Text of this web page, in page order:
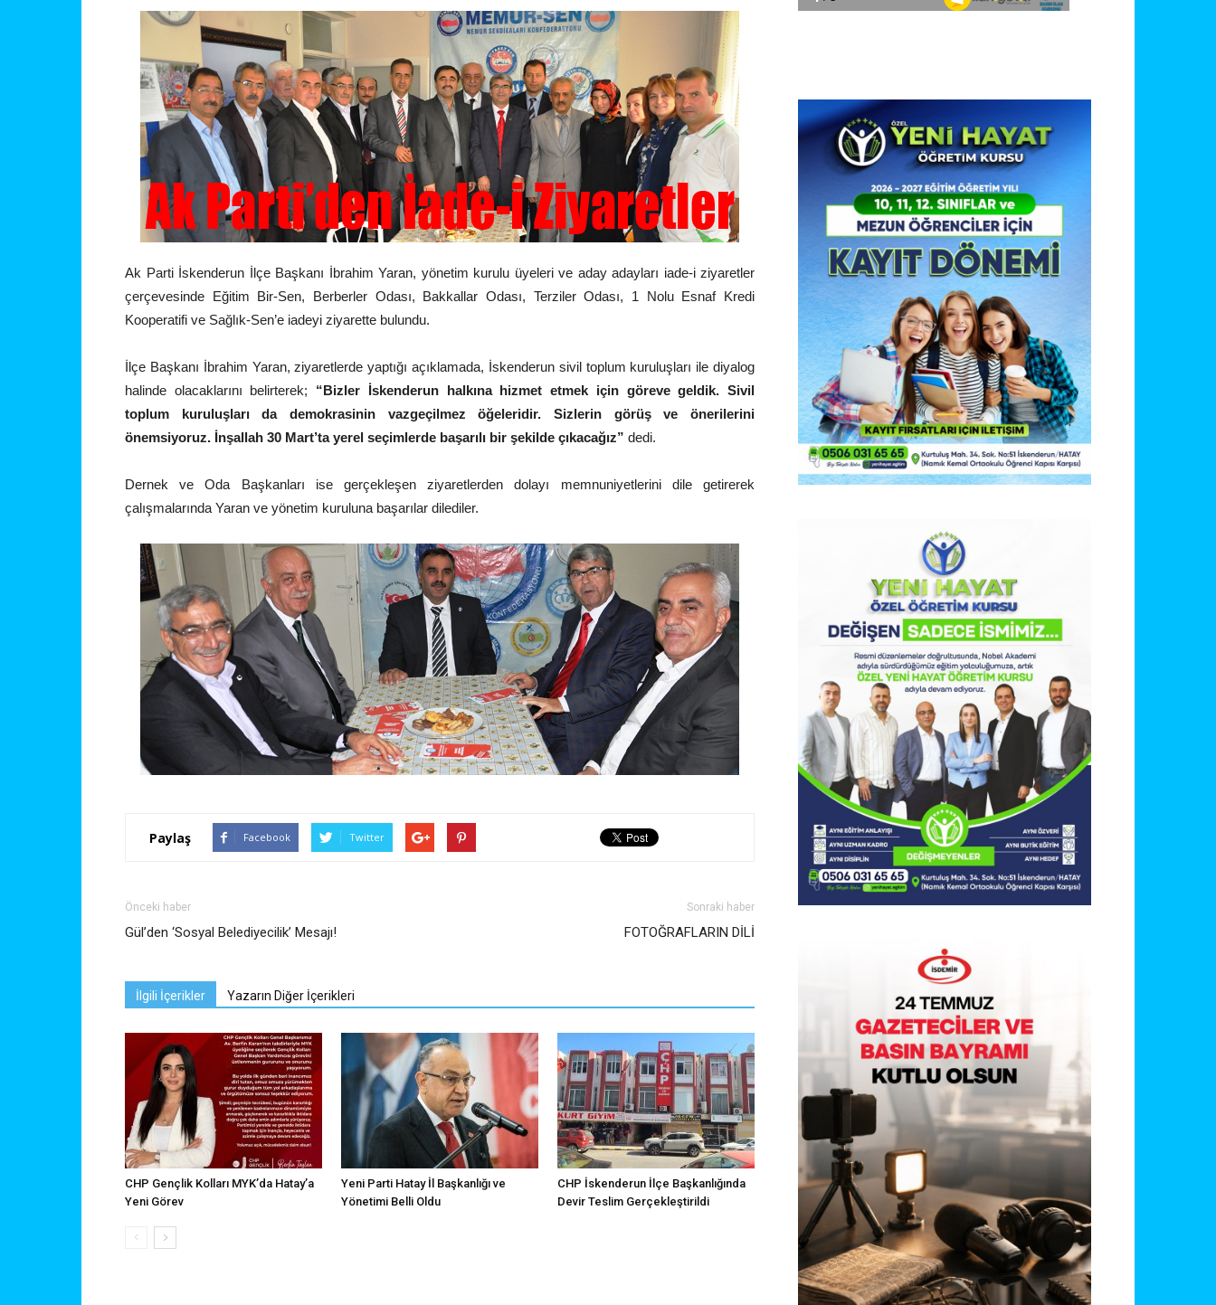
Ak Parti İskenderun İlçe Başkanı İbrahim Yaran, yönetim kurulu üyeleri ve aday adayları iade-i ziyaretler
çerçevesinde Eğitim Bir-Sen, Berberler Odası, Bakkallar Odası, Terziler Odası, 1 Nolu Esnaf Kredi
Kooperatifi ve Sağlık-Sen’e iadeyi ziyarette bulundu.
İlçe Başkanı İbrahim Yaran, ziyaretlerde yaptığı açıklamada, İskenderun sivil toplum kuruluşları ile diyalog
halinde olacaklarını belirterek; “Bizler İskenderun halkına hizmet etmek için göreve geldik. Sivil
toplum kuruluşları da demokrasinin vazgeçilmez öğeleridir. Sizlerin görüş ve önerilerini
önemsiyoruz. İnşallah 30 Mart’ta yerel seçimlerde başarılı bir şekilde çıkacağız” dedi.
Dernek ve Oda Başkanları ise gerçekleşen ziyaretlerden dolayı memnuniyetlerini dile getirerek
çalışmalarında Yaran ve yönetim kuruluna başarılar dilediler.
Paylaş Facebook Twitter
Önceki haber
Gül’den ‘Sosyal Belediyecilik’ Mesajı!
Sonraki haber
FOTOĞRAFLARIN DİLİ
İlgili İçerikler Yazarın Diğer İçerikleri
CHP Gençlik Kolları MYK’da Hatay’a
Yeni Görev
Yeni Parti Hatay İl Başkanlığı ve
Yönetimi Belli Oldu
CHP İskenderun İlçe Başkanlığında
Devir Teslim Gerçekleştirildi